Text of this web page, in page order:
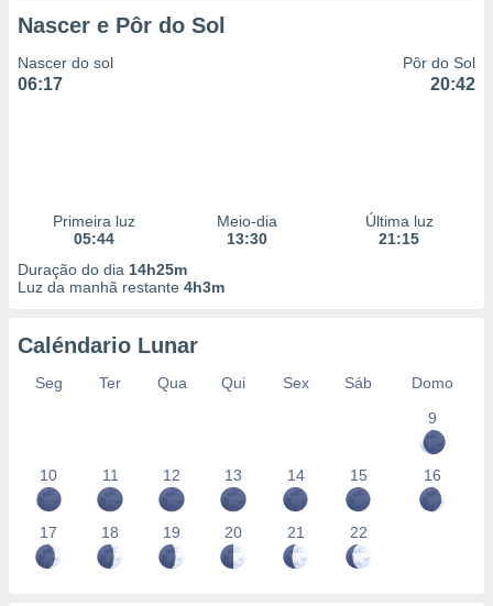
Nascer e Pôr do Sol
Nascer do sol
06:17
Pôr do Sol
20:42
Primeira luz
05:44
Meio-dia
13:30
Última luz
21:15
Duração do dia 14h25m
Luz da manhã restante 4h3m
Caléndario Lunar
Seg Ter Qua Qui Sex Sáb
Domo
9
10 11 12 13 14 15 16
17 18 19 20 21 22